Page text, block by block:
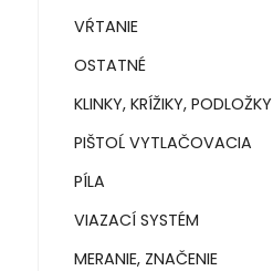
VŔTANIE
OSTATNÉ
KLINKY, KRÍŽIKY, PODLOŽKY
PIŠTOĹ VYTLAČOVACIA
PÍLA
VIAZACÍ SYSTÉM
MERANIE, ZNAČENIE